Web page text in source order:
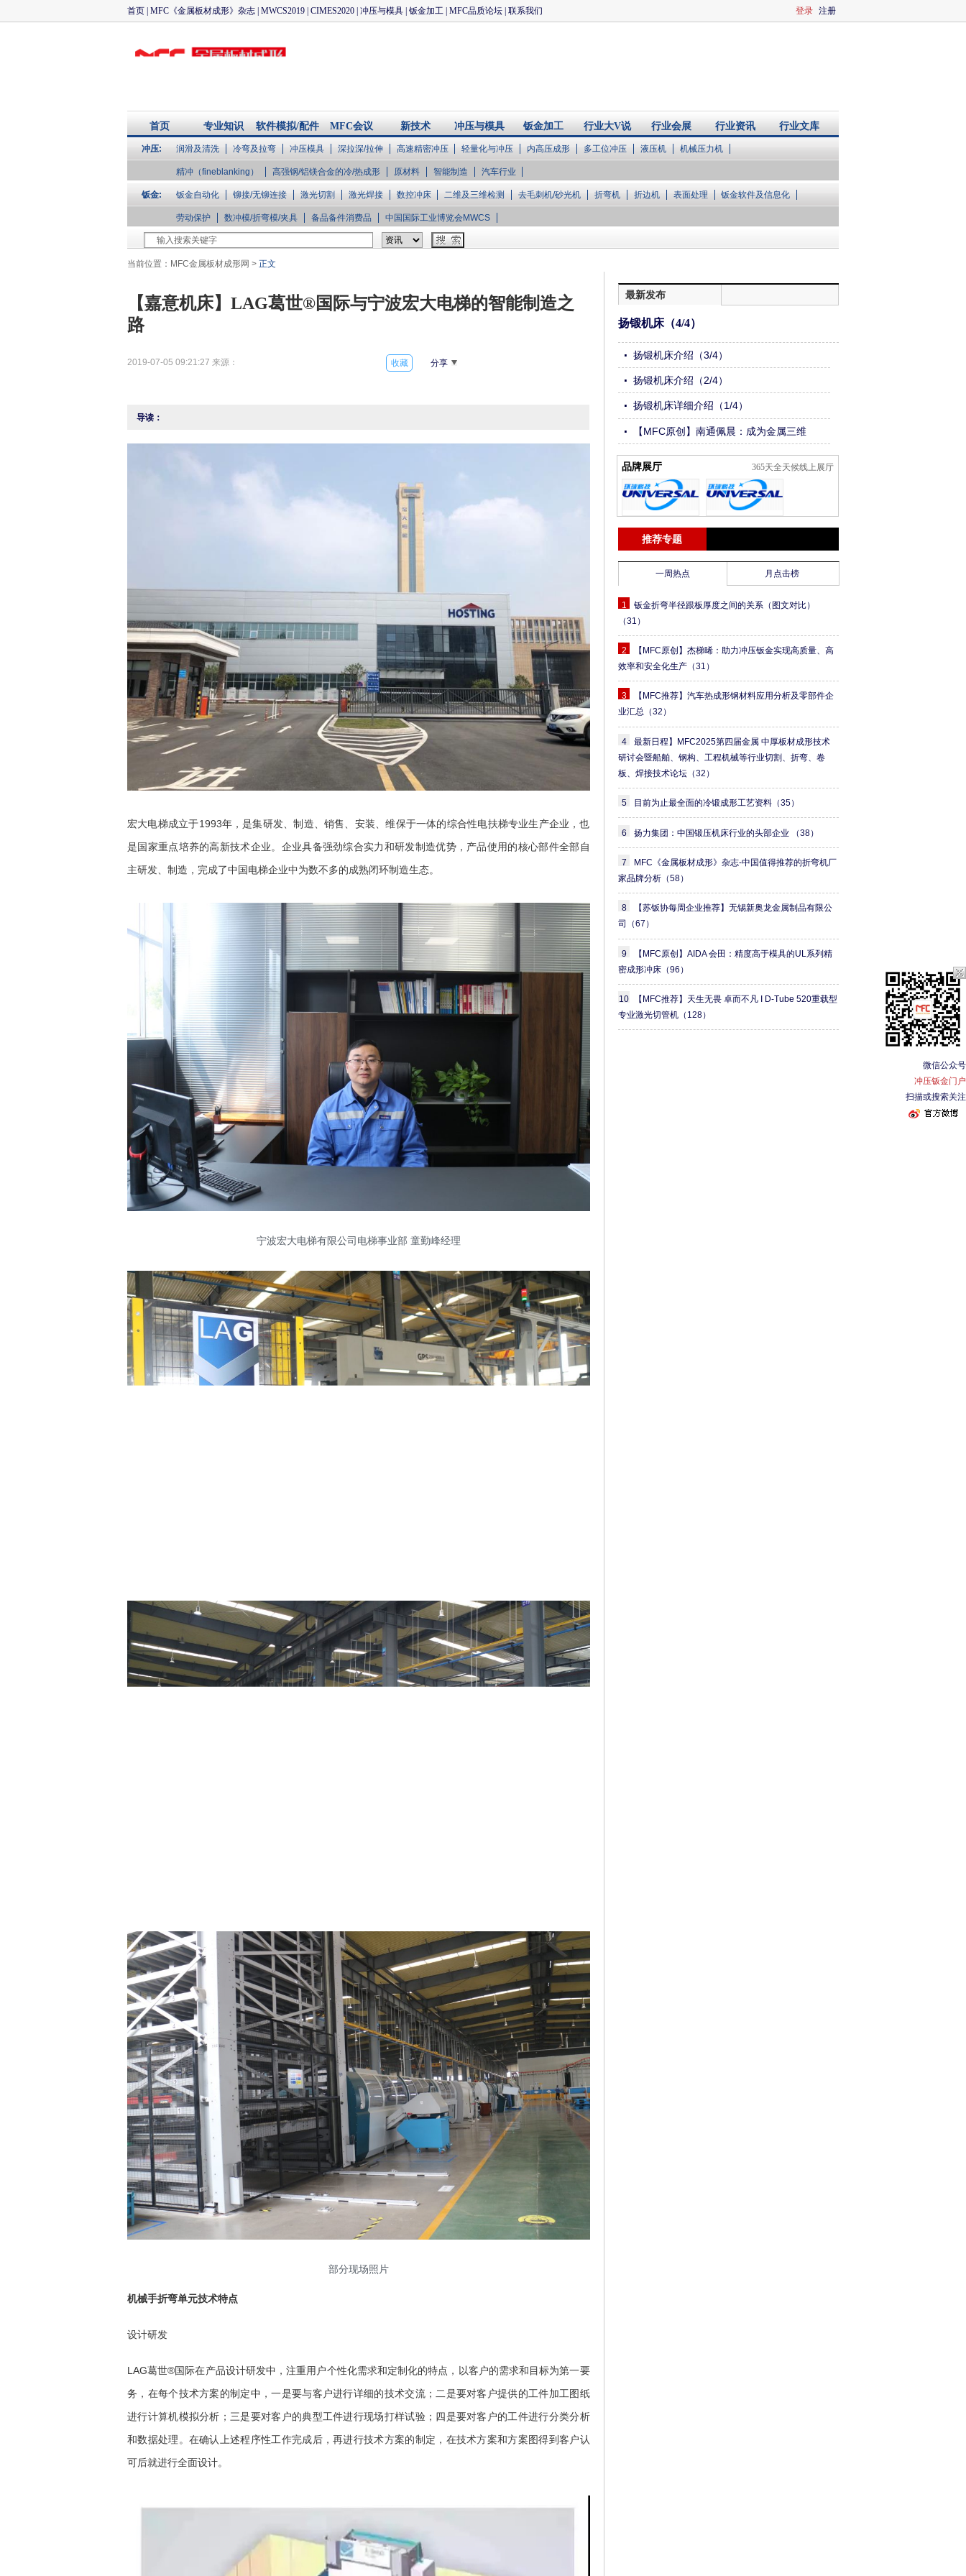
首页 MFC《金属板材成形》杂志 MWCS2019 CIMES2020 冲压与模具 钣金加工 MFC品质论坛 联系我们 注册
登录
首页 专业知识 软件模拟/配件 MFC会议 新技术 冲压与模具 钣金加工 行业大V说 行业会展 行业资讯 行业文库
企业库
冲压: 润滑及清洗 冷弯及拉弯 冲压模具 深拉深/拉伸 高速精密冲压 轻量化与冲压 内高压成形 多工位冲压 液压机 机械压力机
精冲（fineblanking） 高强钢/铝镁合金的冷/热成形 原材料 智能制造 汽车行业
钣金: 钣金自动化 铆接/无铆连接 激光切割 激光焊接 数控冲床 二维及三维检测 去毛刺机/砂光机 折弯机 折边机 表面处理 钣金软件及信息化
劳动保护 数冲模/折弯模/夹具 备品备件消费品 中国国际工业博览会MWCS
当前位置： MFC金属板材成形网 > 正文
【嘉意机床】LAG葛世®国际与宁波宏大电梯的智能制造之
路
2019-07-05 09:21:27 来源： 收藏 分享
导读：
宏大电梯成立于1993年，是集研发、制造、销售、安装、维保于一体的综合性电扶梯专业生产企业，也
是国家重点培养的高新技术企业。企业具备强劲综合实力和研发制造优势，产品使用的核心部件全部自
主研发、制造，完成了中国电梯企业中为数不多的成熟闭环制造生态。
宁波宏大电梯有限公司电梯事业部 童勤峰经理
部分现场照片
机械手折弯单元技术特点
设计研发
LAG葛世®国际在产品设计研发中，注重用户个性化需求和定制化的特点，以客户的需求和目标为第一要
务，在每个技术方案的制定中，一是要与客户进行详细的技术交流；二是要对客户提供的工件加工图纸
进行计算机模拟分析；三是要对客户的典型工件进行现场打样试验；四是要对客户的工件进行分类分析
和数据处理。在确认上述程序性工作完成后，再进行技术方案的制定，在技术方案和方案图得到客户认
可后就进行全面设计。
最新发布
扬锻机床（4/4）
扬锻机床介绍（3/4）
扬锻机床介绍（2/4）
扬锻机床详细介绍（1/4）
【MFC原创】南通佩晨：成为金属三维
切割行业平台企业
品牌展厅 365天全天候线上展厅
推荐专题
一周热点 月点击榜
1
钣金折弯半径跟板厚度之间的关系（图文对比）
（31）
2
【MFC原创】杰梯晞：助力冲压钣金实现高质量、高
效率和安全化生产 （31）
3
【MFC推荐】汽车热成形钢材料应用分析及零部件企
业汇总 （32）
4
最新日程】MFC2025第四届金属 中厚板材成形技术
研讨会暨船舶、钢构、工程机械等行业切割、折弯、卷
板、焊接技术论坛 （32）
5 目前为止最全面的冷锻成形工艺资料 （35）
6 扬力集团：中国锻压机床行业的头部企业 （38）
7
MFC《金属板材成形》杂志-中国值得推荐的折弯机厂
家品牌分析 （58）
8
【苏钣协每周企业推荐】无锡新奥龙金属制品有限公
司
（67）
9
【MFC原创】AIDA 会田：精度高于模具的UL系列精
密成形冲床 （96）
10
【MFC推荐】天生无畏 卓而不凡 I D-Tube 520重载型
专业激光切管机 （128）
微信公众号
冲压钣金门户
扫描或搜索关注